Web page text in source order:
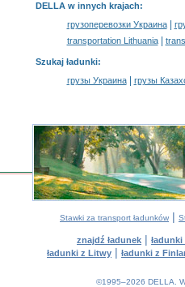
DELLA w innych krajach:
грузоперевозки Украина|
transportation Lithuania|
Szukaj ładunki:
грузы Украина| грузы
Stawki za transport ładunków |
znajdź ładunek |
ładunki z Litwy | ładunki z
©1995–2026 DELLA.